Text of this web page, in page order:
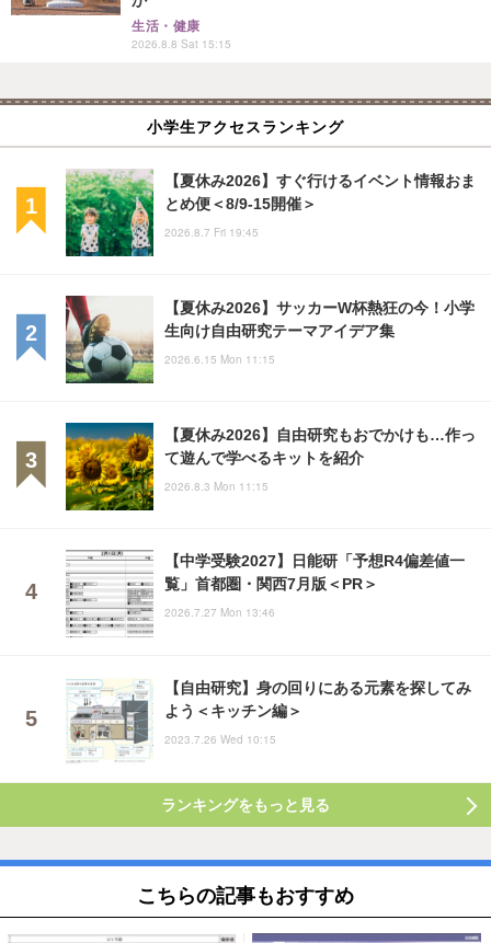
生活・健康
2026.8.8 Sat 15:15
小学生アクセスランキング
【夏休み2026】すぐ行けるイベント情報おま
とめ便＜8/9-15開催＞
2026.8.7 Fri 19:45
【夏休み2026】サッカーW杯熱狂の今！小学
生向け自由研究テーマアイデア集
2026.6.15 Mon 11:15
【夏休み2026】自由研究もおでかけも…作っ
て遊んで学べるキットを紹介
2026.8.3 Mon 11:15
【中学受験2027】日能研「予想R4偏差値一
覧」首都圏・関西7月版＜PR＞
2026.7.27 Mon 13:46
【自由研究】身の回りにある元素を探してみ
よう＜キッチン編＞
2023.7.26 Wed 10:15
ランキングをもっと見る
こちらの記事もおすすめ